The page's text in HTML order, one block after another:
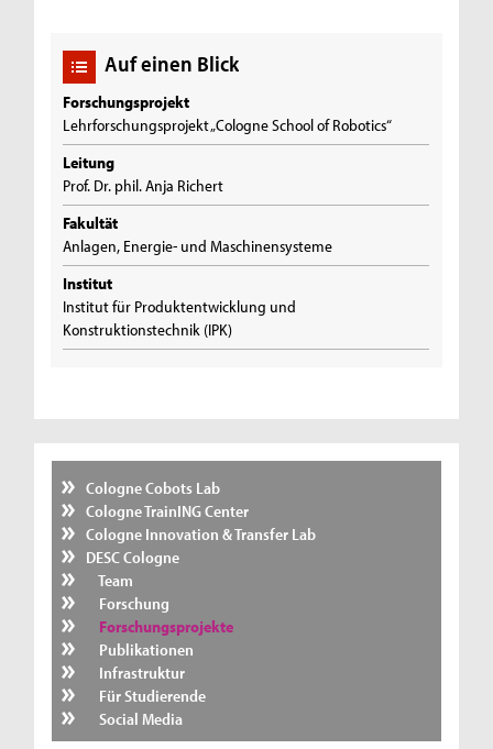
Auf einen Blick
Forschungsprojekt
Lehrforschungsprojekt „Cologne School of Robotics“
Leitung
Prof. Dr. phil. Anja Richert
Fakultät
Anlagen, Energie- und Maschinensysteme
Institut
Institut für Produktentwicklung und
Konstruktionstechnik (IPK)
Cologne Cobots Lab
Cologne TrainING Center
Cologne Innovation & Transfer Lab
DESC Cologne
Team
Forschung
Forschungsprojekte
Publikationen
Infrastruktur
Für Studierende
Social Media